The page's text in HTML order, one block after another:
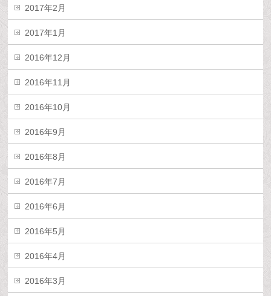
2017年2月
2017年1月
2016年12月
2016年11月
2016年10月
2016年9月
2016年8月
2016年7月
2016年6月
2016年5月
2016年4月
2016年3月